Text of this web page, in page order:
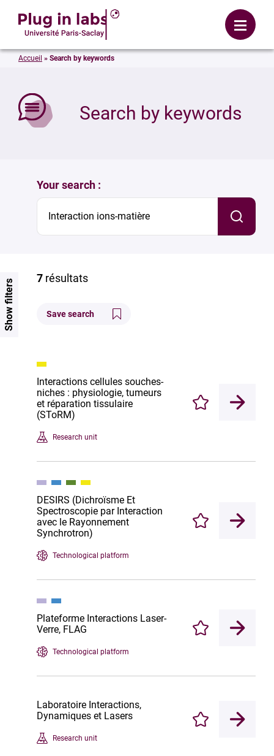
Menu
Search by keywords
Accueil » Search by keywords
Your search :
7 résultats
Save search
Interactions cellules souches-
niches : physiologie, tumeurs
et réparation tissulaire
(SToRM)
Research unit
Enregistrer
DESIRS (Dichroïsme Et
Spectroscopie par Interaction
avec le Rayonnement
Synchrotron)
Technological platform
Enregistrer
Plateforme Interactions Laser-
Verre, FLAG
Technological platform
Enregistrer
Laboratoire Interactions,
Dynamiques et Lasers
Research unit
Enregistrer
Show filters